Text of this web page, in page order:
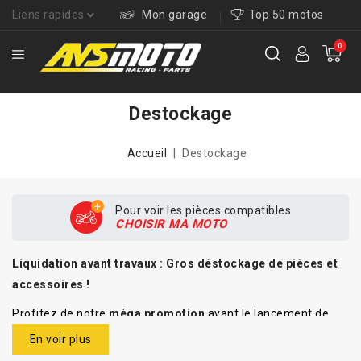
Liens rapides Mon garage Top 50 motos
0
Destockage
Accueil Destockage
Pour voir les pièces compatibles
CHOISIR MA MOTO
Liquidation avant travaux : Gros déstockage de pièces et
accessoires !
Profitez de notre méga promotion avant le lancement de
nos travaux de rénovation ! Nous organisons une
massivede nos stocks avec des réductions exceptionnelles
En voir plus